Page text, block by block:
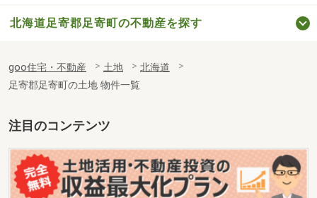
北海道足寄郡足寄町の不動産を探す
goo住宅・不動産 土地
北海道
足寄郡足寄町の土地 物件一覧
注目のコンテンツ